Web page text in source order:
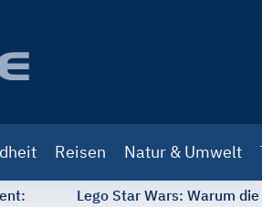
Reisen Natur & Umwelt
Lego Star Wars: Warum